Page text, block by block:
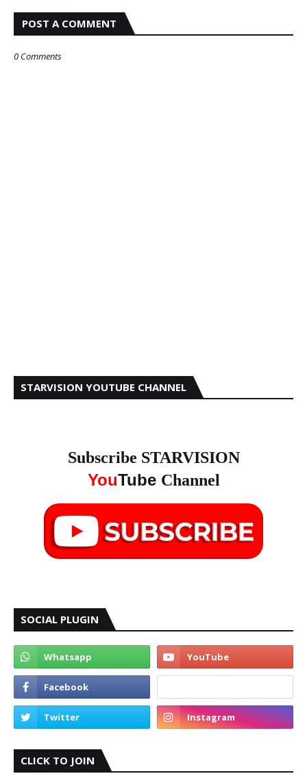
POST A COMMENT
0 Comments
STARVISION YOUTUBE CHANNEL
Subscribe STARVISION
YouTube Channel
SOCIAL PLUGIN
CLICK TO JOIN